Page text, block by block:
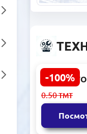
-100%
CAT5
Сетевой
0.50ТМТ